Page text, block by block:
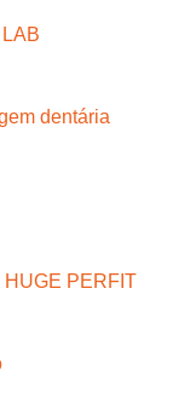
dentária
HUGE PERFIT